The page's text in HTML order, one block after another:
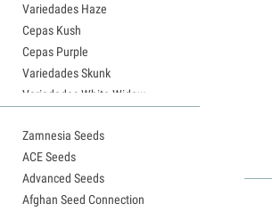
Variedades Haze
Cepas Kush
Cepas Purple
Variedades Skunk
Variedades White Widow
Semillas de Granddaddy Purple
Semillas de OG Kush
Semillas de Blue Dream
Semillas de Lemon Haze
Zamnesia Seeds
ACE Seeds
Advanced Seeds
Afghan Seed Connection